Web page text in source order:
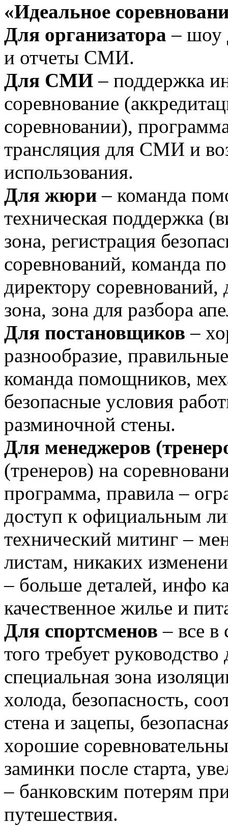
«Идеальное
Для организатора – шоу
и отчеты СМИ.
Для СМИ – поддержка
соревнование
соревновании),
трансляция для СМИ и
использования.
Для жюри – команда
техническая поддержка
зона, регистрация
соревнований, команда
директору соревнований,
зона, зона для разбора
Для постановщиков –
разнообразие,
команда помощников,
безопасные условия
разминочной стены.
Для менеджеров
(тренеров) на
программа, правила –
доступ к официальным
технический митинг –
листам, никаких
– больше деталей, инфо
качественное жилье и
Для спортсменов – все в
того требует
специальная зона
холода, безопасность,
стена и зацепы,
хорошие
заминки после старта,
– банковским потерям
путешествия.